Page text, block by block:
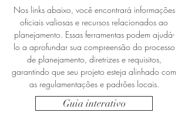
Nos links abaixo, você encontrará informações
oficiais valiosas e recursos relacionados ao
planejamento. Essas ferramentas podem ajudá-
lo a aprofundar sua compreensão do processo
de planejamento, diretrizes e requisitos,
garantindo que seu projeto esteja alinhado com
as regulamentações e padrões locais.
Guia interativo